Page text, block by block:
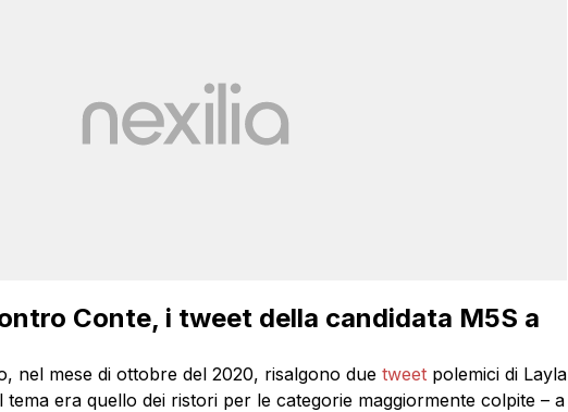
Conte, i tweet della candidata M5S a
nel mese di ottobre del 2020, risalgono due tweetpolemici di Layla
era quello dei ristori per le categorie maggiormente colpite – a